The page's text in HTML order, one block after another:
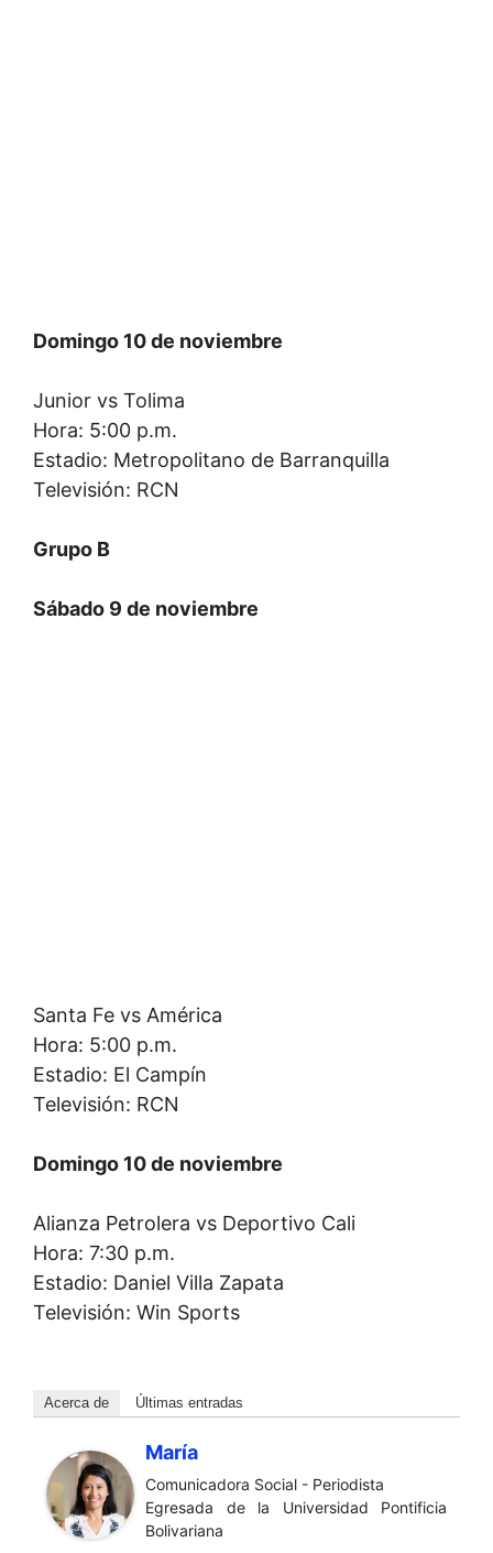
Domingo 10 de noviembre
Junior vs Tolima
Hora: 5:00 p.m.
Estadio: Metropolitano de Barranquilla
Televisión: RCN
Grupo B
Sábado 9 de noviembre
Santa Fe vs América
Hora: 5:00 p.m.
Estadio: El Campín
Televisión: RCN
Domingo 10 de noviembre
Alianza Petrolera vs Deportivo Cali
Hora: 7:30 p.m.
Estadio: Daniel Villa Zapata
Televisión: Win Sports
Acerca de Últimas entradas
María
Comunicadora Social - Periodista
Egresada de la Universidad Pontificia
Bolivariana